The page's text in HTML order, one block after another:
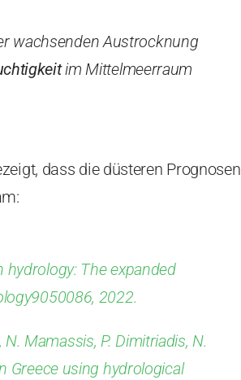
wachsenden Austrocknung
im Mittelmeerraum
dass die düsteren Prognosen
hydrology: The expanded
2022.
Mamassis, P. Dimitriadis, N.
Greece using hydrological